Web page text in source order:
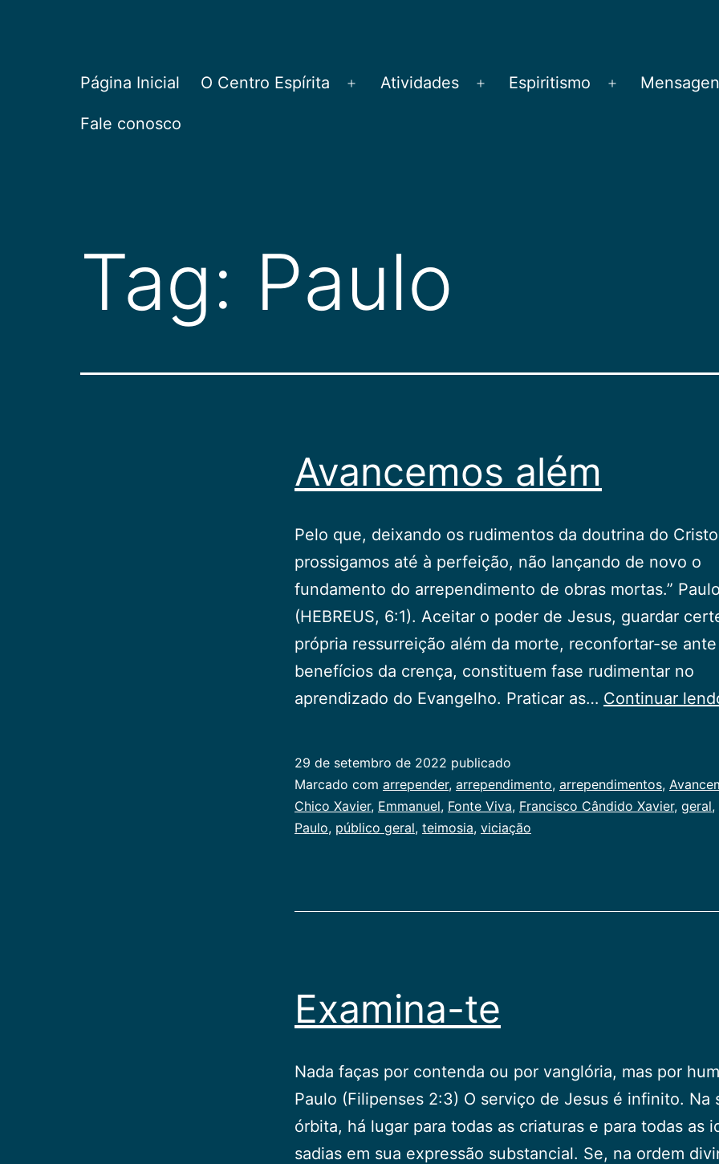
CEPAC
Página Inicial O Centro Espírita
Abrir
Atividades
Abrir
Espiritismo
Abrir
Fale conosco
Tag: Paulo
Avancemos além
Pelo que, deixando os rudimentos da doutrina do
prossigamos até à perfeição, não lançando de novo o
fundamento do arrependimento de obras mortas.”
(HEBREUS, 6:1). Aceitar o poder de Jesus, guardar
própria ressurreição além da morte, reconfortar-se
benefícios da crença, constituem fase rudimentar no
aprendizado do Evangelho. Praticar as… Continuar
29 de setembro de 2022 publicado
Categorizado
como
Publicogeral
Marcado com arrepender, arrependimento, arrependimentos,
Chico Xavier, Emmanuel, Fonte Viva, Francisco Cândido Xavier, geral,
Paulo, público geral, teimosia, viciação
Examina-te
Nada faças por contenda ou por vanglória, mas por
Paulo (Filipenses 2:3) O serviço de Jesus é infinito. Na
órbita, há lugar para todas as criaturas e para todas as
sadias em sua expressão substancial. Se, na ordem